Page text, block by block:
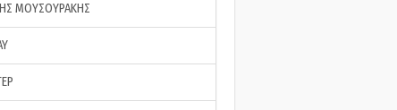
ΜΟΥΣΟΥΡΑΚΗΣ